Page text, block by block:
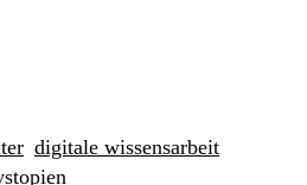
digitale wissensarbeit